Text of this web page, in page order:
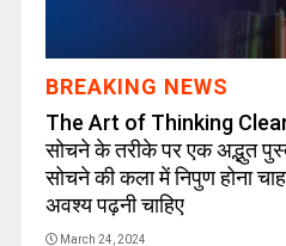
BREAKING NEWS
The Art of Thinking
सोचने के तरीके पर एक अद्भुत
सोचने की कला में निपुण होना
अवश्य पढ़नी चाहिए
March 24, 2024